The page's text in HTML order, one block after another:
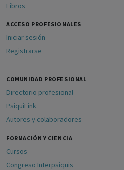
Libros
ACCESO PROFESIONALES
Iniciar sesión
Registrarse
COMUNIDAD PROFESIONAL
Directorio profesional
PsiquiLink
Autores y colaboradores
FORMACIÓN Y CIENCIA
Cursos
Congreso Interpsiquis